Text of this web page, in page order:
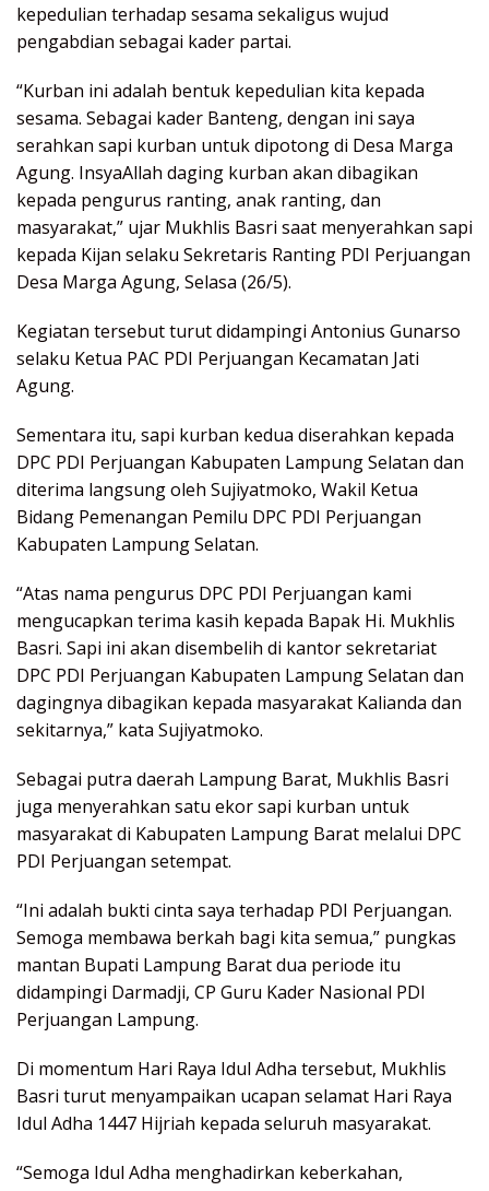
kepedulian terhadap sesama sekaligus wujud
pengabdian sebagai kader partai.
“Kurban ini adalah bentuk kepedulian kita kepada
sesama. Sebagai kader Banteng, dengan ini saya
serahkan sapi kurban untuk dipotong di Desa Marga
Agung. InsyaAllah daging kurban akan dibagikan
kepada pengurus ranting, anak ranting, dan
masyarakat,” ujar Mukhlis Basri saat menyerahkan sapi
kepada Kijan selaku Sekretaris Ranting PDI Perjuangan
Desa Marga Agung, Selasa (26/5).
Kegiatan tersebut turut didampingi Antonius Gunarso
selaku Ketua PAC PDI Perjuangan Kecamatan Jati
Agung.
Sementara itu, sapi kurban kedua diserahkan kepada
DPC PDI Perjuangan Kabupaten Lampung Selatan dan
diterima langsung oleh Sujiyatmoko, Wakil Ketua
Bidang Pemenangan Pemilu DPC PDI Perjuangan
Kabupaten Lampung Selatan.
“Atas nama pengurus DPC PDI Perjuangan kami
mengucapkan terima kasih kepada Bapak Hi. Mukhlis
Basri. Sapi ini akan disembelih di kantor sekretariat
DPC PDI Perjuangan Kabupaten Lampung Selatan dan
dagingnya dibagikan kepada masyarakat Kalianda dan
sekitarnya,” kata Sujiyatmoko.
Sebagai putra daerah Lampung Barat, Mukhlis Basri
juga menyerahkan satu ekor sapi kurban untuk
masyarakat di Kabupaten Lampung Barat melalui DPC
PDI Perjuangan setempat.
“Ini adalah bukti cinta saya terhadap PDI Perjuangan.
Semoga membawa berkah bagi kita semua,” pungkas
mantan Bupati Lampung Barat dua periode itu
didampingi Darmadji, CP Guru Kader Nasional PDI
Perjuangan Lampung.
Di momentum Hari Raya Idul Adha tersebut, Mukhlis
Basri turut menyampaikan ucapan selamat Hari Raya
Idul Adha 1447 Hijriah kepada seluruh masyarakat.
“Semoga Idul Adha menghadirkan keberkahan,